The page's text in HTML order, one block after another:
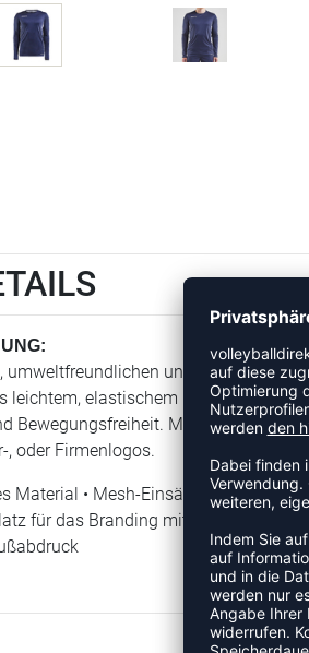
und
leichtem, elastischem und
Bewegungsfreiheit. Mit Mesh-
, oder Firmenlogos.
Material • Mesh-Einsätze für bessere
für das Branding mit Club-,